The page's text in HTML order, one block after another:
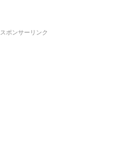
スポンサーリンク